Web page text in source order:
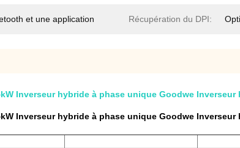
et une application Récupération du DPI:
Inverseur hybride à phase unique Goodwe
Inverseur hybride à phase unique Goodwe